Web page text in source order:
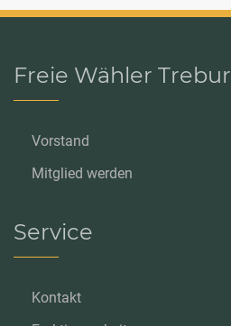
Freie Wähler Trebur
Vorstand
Mitglied werden
Service
Kontakt